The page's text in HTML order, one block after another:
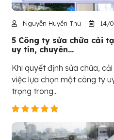
Nguyễn Huyền Thu 14/
5 Công ty sửa chữa cải
uy tín, chuyên...
Khi quyết định sửa chữa,
việc lựa chọn một công ty
trọng trong...